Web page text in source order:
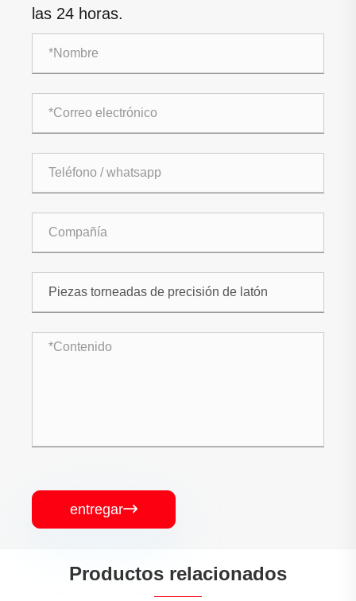
las 24 horas.
entregar
Productos relacionados